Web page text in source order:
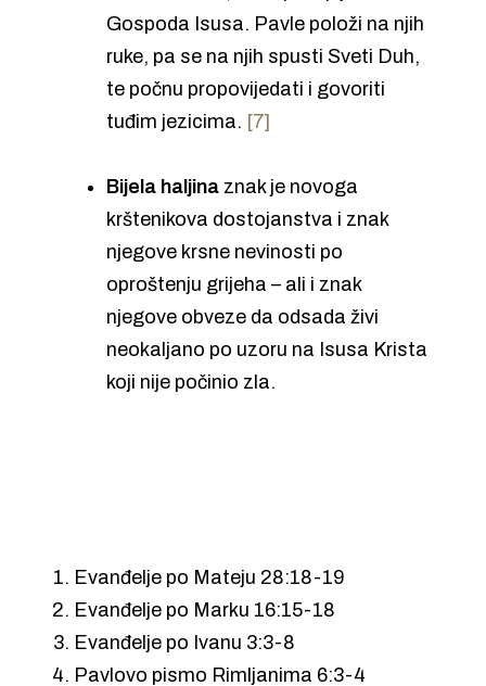
Gospoda Isusa. Pavle položi na njih
ruke, pa se na njih spusti Sveti Duh,
te počnu propovijedati i govoriti
tuđim jezicima. [7]
Bijela haljinaznak je novoga
krštenikova dostojanstva i znak
njegove krsne nevinosti po
oproštenju grijeha – ali i znak
njegove obveze da odsada živi
neokaljano po uzoru na Isusa Krista
koji nije počinio zla.
Evanđelje po Mateju 28:18-19
Evanđelje po Marku 16:15-18
Evanđelje po Ivanu 3:3-8
Pavlovo pismo Rimljanima 6:3-4